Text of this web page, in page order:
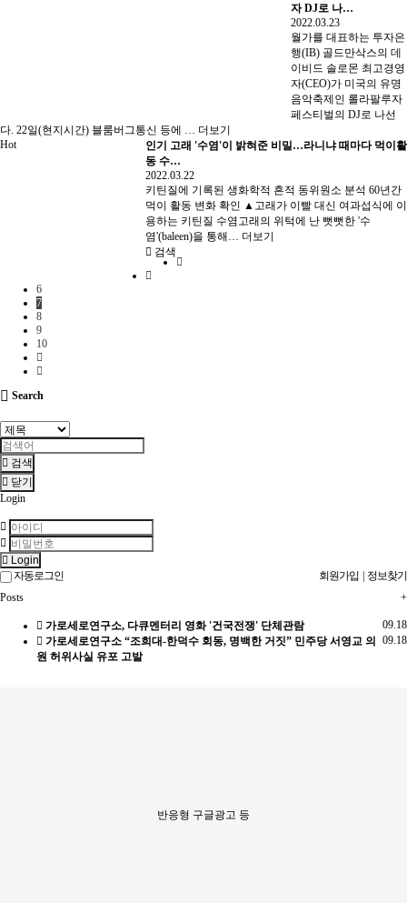
자 DJ로 나…
2022.03.23
월가를 대표하는 투자은
행(IB) 골드만삭스의 데
이비드 솔로몬 최고경영
자(CEO)가 미국의 유명
음악축제인 롤라팔루자
페스티벌의 DJ로 나선
다. 22일(현지시간) 블룸버그통신 등에 … 더보기
Hot
인기 고래 '수염'이 밝혀준 비밀…라니냐 때마다 먹이활
동 수…
2022.03.22
키틴질에 기록된 생화학적 흔적 동위원소 분석 60년간
먹이 활동 변화 확인 ▲고래가 이빨 대신 여과섭식에 이
용하는 키틴질 수염고래의 위턱에 난 뻣뻣한 '수
염'(baleen)을 통해… 더보기
검색
6
7
8
9
10
Search
검색
닫기
Login
Login
자동로그인
회원가입
정보찾기
+
Posts
09.18
가로세로연구소, 다큐멘터리 영화 '건국전쟁' 단체관람
09.18
가로세로연구소 “조희대-한덕수 회동, 명백한 거짓” 민주당 서영교 의
원 허위사실 유포 고발
반응형 구글광고 등